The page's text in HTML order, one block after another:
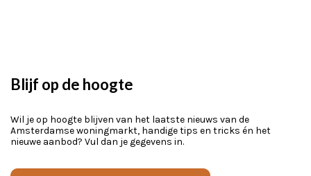
Blijf op de hoogte
Wil je op hoogte blijven van het laatste nieuws van de
Amsterdamse woningmarkt, handige tips en tricks én het
nieuwe aanbod? Vul dan je gegevens in.